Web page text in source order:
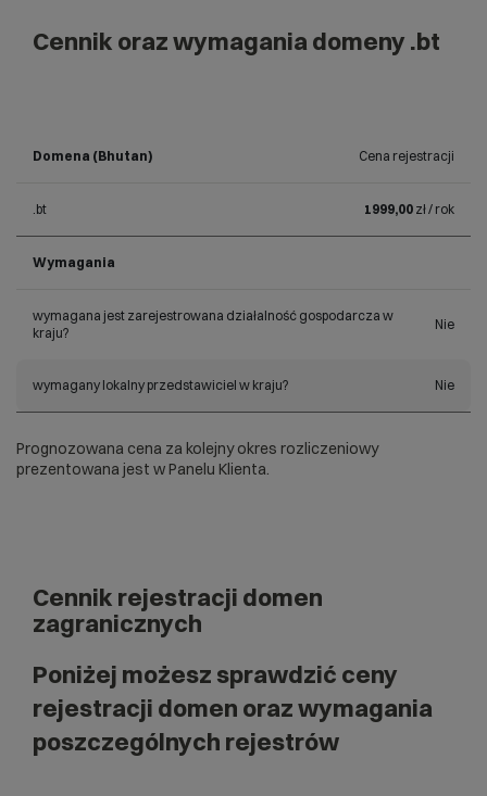
Cennik oraz wymagania domeny .bt
Domena (Bhutan) Cena rejestracji
.bt 1999,00 zł / rok
Wymagania
wymagana jest zarejestrowana działalność gospodarcza w
kraju?
Nie
wymagany lokalny przedstawiciel w kraju? Nie
Prognozowana cena za kolejny okres rozliczeniowy
prezentowana jest w Panelu Klienta.
Cennik rejestracji domen
zagranicznych
Poniżej możesz sprawdzić ceny
rejestracji domen oraz wymagania
poszczególnych rejestrów